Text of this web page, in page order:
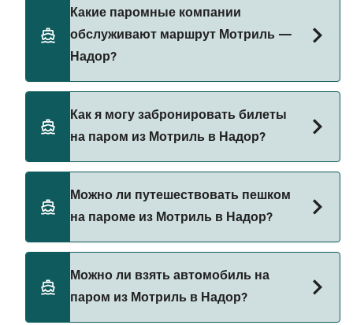
цена парома из Мотриль в Надор составляет
444₽. Цена указана без учета сборов за
бронирование.
Какие паромные компании
обслуживают маршрут Мотриль —
Надор?
Мотриль в Надор.
Как я могу забронировать билеты
на паром из Мотриль в Надор?
наш поиск сделок и посетите нашу страницу
предложений, чтобы увидеть последние акции
на паромы.
Можно ли путешествовать пешком
на пароме из Мотриль в Надор?
пароме из Мотриль в Надор с
Можно ли взять автомобиль на
паром из Мотриль в Надор?